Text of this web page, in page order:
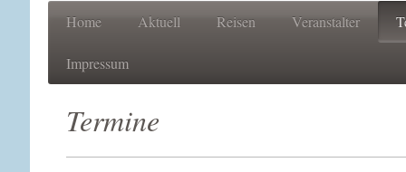
Home Aktuell Reisen Veranstalter
Impressum
Termine